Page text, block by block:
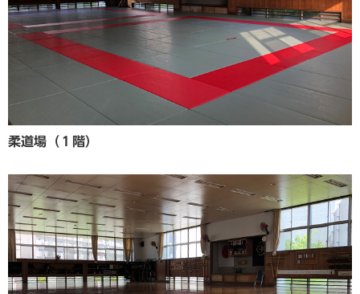
柔道場（１階）